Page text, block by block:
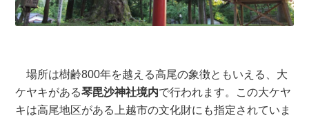
場所は樹齢800年を越える高尾の象徴ともいえる、大
ケヤキがある琴毘沙神社境内で行われます。この大ケヤ
キは高尾地区がある上越市の文化財にも指定されていま